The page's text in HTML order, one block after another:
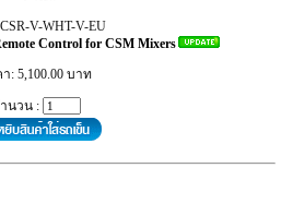
V-WHT-V-EU
Control for CSM Mixers
: 5,100.00 บาท
นวน :